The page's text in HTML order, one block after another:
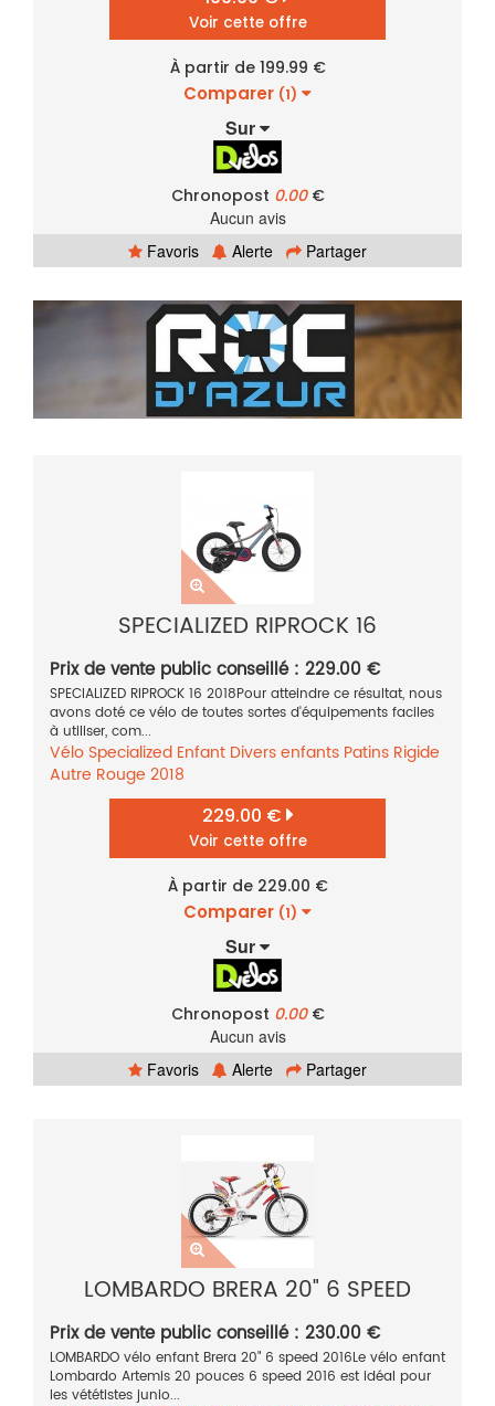
Voir cette offre
À partir de 199.99 €
Comparer (1)
Sur
Chronopost 0.00€
Aucun avis
Favoris
Alerte Partager
SPECIALIZED RIPROCK 16
Prix de vente public conseillé : 229.00 €
SPECIALIZED RIPROCK 16 2018Pour atteindre ce résultat, nous
avons doté ce vélo de toutes sortes d'équipements faciles
à utiliser, com...
Vélo Specialized Enfant Divers enfants Patins Rigide
Autre Rouge 2018
229.00 €
Voir cette offre
À partir de 229.00 €
Comparer (1)
Sur
Chronopost 0.00€
Aucun avis
Favoris
Alerte Partager
LOMBARDO BRERA 20" 6 SPEED
Prix de vente public conseillé : 230.00 €
LOMBARDO vélo enfant Brera 20" 6 speed 2016Le vélo enfant
Lombardo Artemis 20 pouces 6 speed 2016 est idéal pour
les vététistes junio...